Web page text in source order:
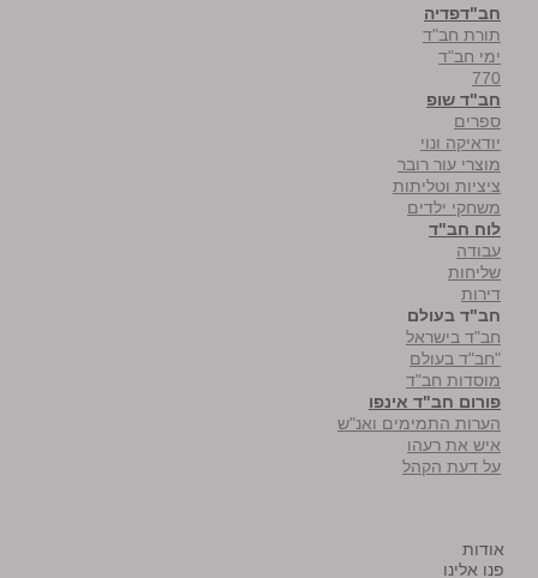
חב"דפדיה
תורת חב"ד
ימי חב"ד
770
חב"ד שופ
ספרים
יודאיקה ונוי
מוצרי עור רובר
ציציות וטליתות
משחקי ילדים
לוח חב"ד
עבודה
שליחות
דירות
חב"ד בעולם
חב"ד בישראל
"חב"ד בעולם
מוסדות חב"ד
פורום חב"ד אינפו
הערות התמימים ואנ"ש
איש את רעהו
על דעת הקהל
אודות
פנו אלינו